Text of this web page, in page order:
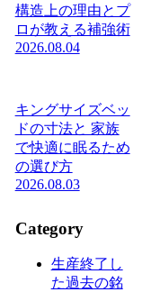
構造上の理由とプ
ロが教える補強術
2026.08.04
キングサイズベッ
ドの寸法と 家族
で快適に眠るため
の選び方
2026.08.03
Category
生産終了し
た過去の銘